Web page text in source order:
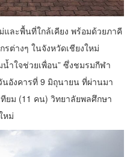
ละพื้นที่ใกล้เคียง พร้อมด้วยภาคี
ต่างๆ ในจังหวัดเชียงใหม่
ำใจช่วยเพื่อน” ซึ่งชมรมกีฬา
อังคารที่ 9 มิถุนายน ที่ผ่านมา
ยม (11 คน) วิทยาลัยพลศึกษา
หม่